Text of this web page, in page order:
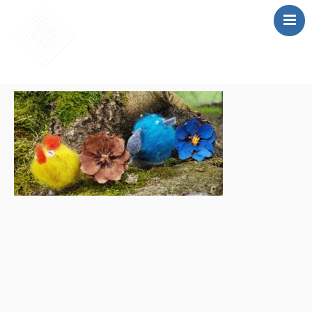
SĀKUMS
MĀCĪBAS
SAIETS 2026
IEPRIEKŠĒJIE
SAIETI
PAR MUMS